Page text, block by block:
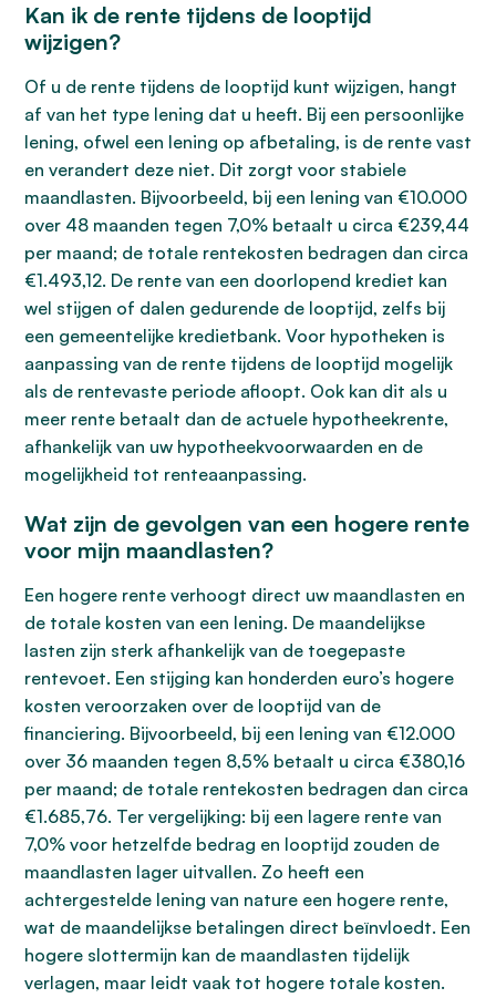
Kan ik de rente tijdens de looptijd
wijzigen?
Of u de rente tijdens de looptijd kunt wijzigen, hangt
af van het type lening dat u heeft. Bij een persoonlijke
lening, ofwel een lening op afbetaling, is de rente vast
en verandert deze niet. Dit zorgt voor stabiele
maandlasten. Bijvoorbeeld, bij een lening van €10.000
over 48 maanden tegen 7,0% betaalt u circa €239,44
per maand; de totale rentekosten bedragen dan circa
€1.493,12. De rente van een doorlopend krediet kan
wel stijgen of dalen gedurende de looptijd, zelfs bij
een gemeentelijke kredietbank. Voor hypotheken is
aanpassing van de rente tijdens de looptijd mogelijk
als de rentevaste periode afloopt. Ook kan dit als u
meer rente betaalt dan de actuele hypotheekrente,
afhankelijk van uw hypotheekvoorwaarden en de
mogelijkheid tot renteaanpassing.
Wat zijn de gevolgen van een hogere rente
voor mijn maandlasten?
Een hogere rente verhoogt direct uw maandlasten en
de totale kosten van een lening. De maandelijkse
lasten zijn sterk afhankelijk van de toegepaste
rentevoet. Een stijging kan honderden euro’s hogere
kosten veroorzaken over de looptijd van de
financiering. Bijvoorbeeld, bij een lening van €12.000
over 36 maanden tegen 8,5% betaalt u circa €380,16
per maand; de totale rentekosten bedragen dan circa
€1.685,76. Ter vergelijking: bij een lagere rente van
7,0% voor hetzelfde bedrag en looptijd zouden de
maandlasten lager uitvallen. Zo heeft een
achtergestelde lening van nature een hogere rente,
wat de maandelijkse betalingen direct beïnvloedt. Een
hogere slottermijn kan de maandlasten tijdelijk
verlagen, maar leidt vaak tot hogere totale kosten.